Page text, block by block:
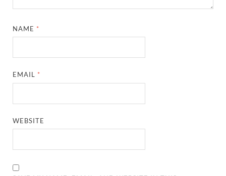
PM Modi Somnath Mandir: सोमनाथ में पीएम मोदी ने
Uttar Pradesh News: ‘आभार प्रधानमंत्री जी, डबल
NAME *
EMAIL *
WEBSITE